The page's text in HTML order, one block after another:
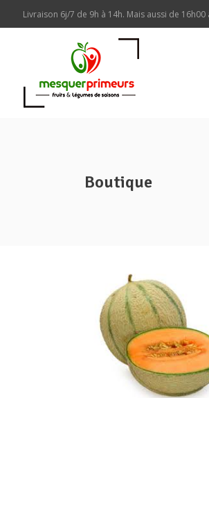
Livraison 6j/7 de 9h à 14h. Mais aussi de
Boutique